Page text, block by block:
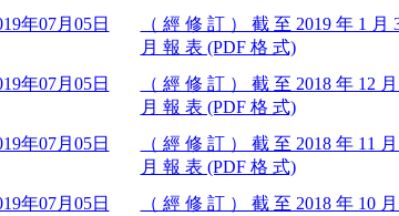
年07月05日
（ 經 修 訂 ） 截 至 2019 年 1
月 報 表 (PDF 格 式)
年07月05日
（ 經 修 訂 ） 截 至 2018 年 12
月 報 表 (PDF 格 式)
年07月05日
（ 經 修 訂 ） 截 至 2018 年 11
月 報 表 (PDF 格 式)
年07月05日
（ 經 修 訂 ） 截 至 2018 年 10